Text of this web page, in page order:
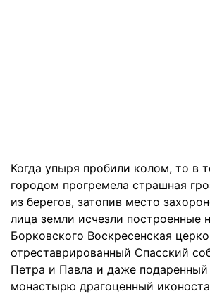
Когда упыря пробили колом, то в
городом прогремела страшная
из берегов, затопив место
лица земли исчезли построенные
Борковского Воскресенская
отреставрированный Спасский
Петра и Павла и даже
монастырю драгоценный